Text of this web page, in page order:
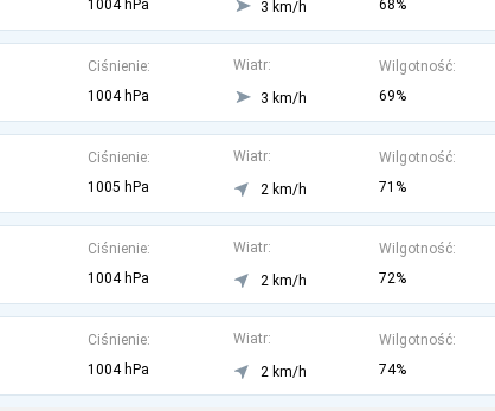
1004 hPa
3 km/h
68%
Ciśnienie:
1004 hPa
Wiatr:
3 km/h
Wilgotność:
69%
Ciśnienie:
1005 hPa
Wiatr:
2 km/h
Wilgotność:
71%
Ciśnienie:
1004 hPa
Wiatr:
2 km/h
Wilgotność:
72%
Ciśnienie:
1004 hPa
Wiatr:
2 km/h
Wilgotność:
74%